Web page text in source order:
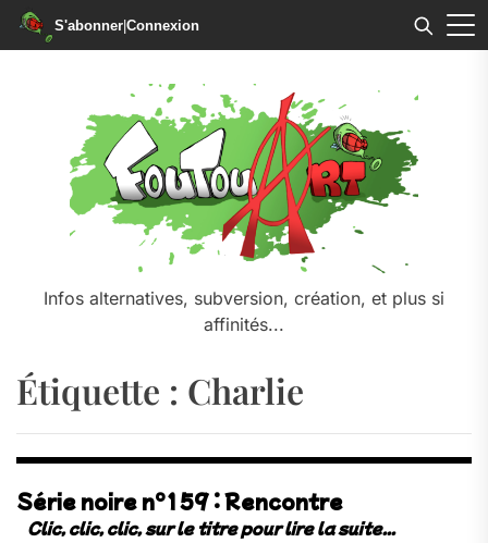
S'abonner|Connexion
Infos alternatives, subversion, création, et plus si
affinités...
Étiquette : Charlie
Série noire n°159 : Rencontre